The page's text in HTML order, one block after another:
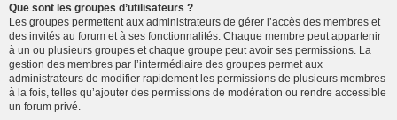
Que sont les groupes d’utilisateurs ?
Les groupes permettent aux administrateurs de gérer l’accès des membres et
des invités au forum et à ses fonctionnalités. Chaque membre peut appartenir
à un ou plusieurs groupes et chaque groupe peut avoir ses permissions. La
gestion des membres par l’intermédiaire des groupes permet aux
administrateurs de modifier rapidement les permissions de plusieurs membres
à la fois, telles qu’ajouter des permissions de modération ou rendre accessible
un forum privé.